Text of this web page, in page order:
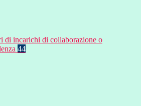
di incarichi di collaborazione o
44